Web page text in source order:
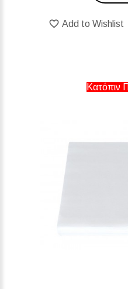
Add to Wishlist
Κατόπιν